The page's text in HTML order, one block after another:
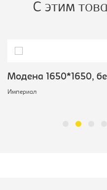
С этим
Модена 1650*1650,
Империал